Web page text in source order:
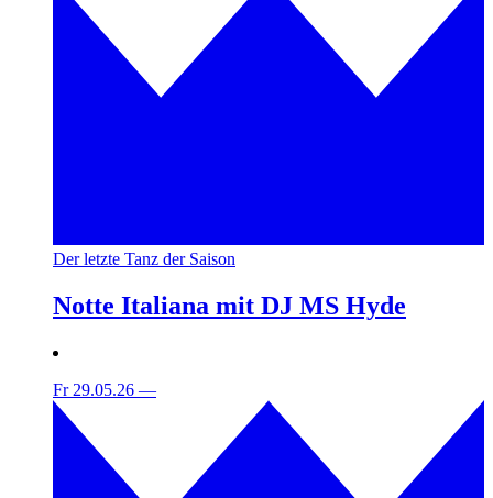
Der letzte Tanz der Saison
Notte Italiana mit DJ MS Hyde
Fr 29.05.26 —